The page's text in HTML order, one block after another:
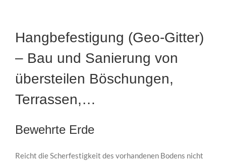
Hangbefestigung (Geo-Gitter)
– Bau und Sanierung von
übersteilen Böschungen,
Terrassen,…
Bewehrte Erde
Reicht die Scherfestigkeit des vorhandenen Bodens nicht